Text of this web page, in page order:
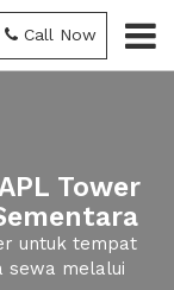
Call Now
Tower
untuk tempat
sewa melalui